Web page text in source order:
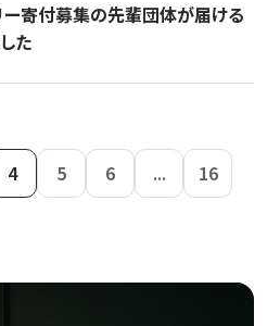
ー寄付募集の先輩団体が届ける
た
4 5 6 ... 16